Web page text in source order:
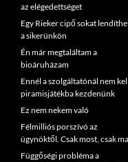
az elégedettséget
Egy Rieker cipő sokat
a sikerünkön
Én már megtaláltam a
bioáruházam
Ennél a szolgáltatónál nem kell
piramisjátékba kezdenünk
Ez nem nekem való
Félmilliós porszívó az
ügynöktől. Csak most, csak ma
Függőségi probléma a